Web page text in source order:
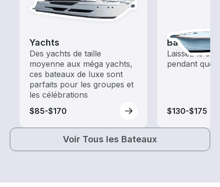
Yachts
Des yachts de taille
moyenne aux méga yachts,
ces bateaux de luxe sont
parfaits pour les groupes et
les célébrations
$85-$170
Bateaux de
Laissez le
pendant que
$130-$175
Voir Tous les Bateaux